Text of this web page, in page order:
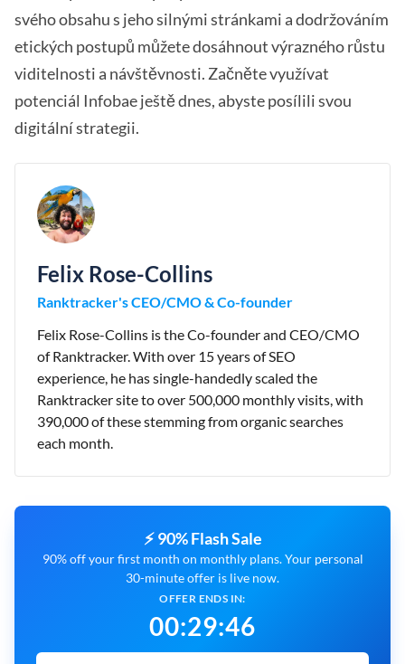
svého obsahu s jeho silnými stránkami a dodržováním
etických postupů můžete dosáhnout výrazného růstu
viditelnosti a návštěvnosti. Začněte využívat
potenciál Infobae ještě dnes, abyste posílili svou
digitální strategii.
Felix Rose-Collins
Ranktracker's CEO/CMO & Co-founder
Felix Rose-Collins is the Co-founder and CEO/CMO
of Ranktracker. With over 15 years of SEO
experience, he has single-handedly scaled the
Ranktracker site to over 500,000 monthly visits, with
390,000 of these stemming from organic searches
each month.
⚡ 90% Flash Sale
90% off your first month on monthly plans. Your personal
30-minute offer is live now.
OFFER ENDS IN:
00:29:45